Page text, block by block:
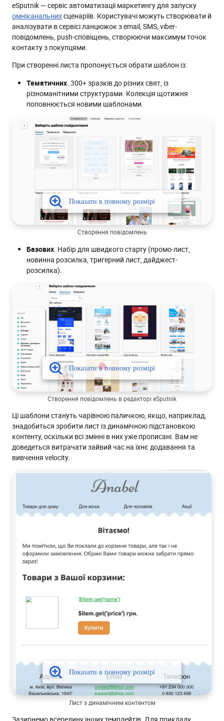
eSputnik — сервіс автоматизації маркетингу для запуску
омніканальнихсценаріїв. Користувачі можуть створювати й
аналізувати в сервісі ланцюжок з email, SMS, viber-
повідомлень, push-сповіщень, створюючи максимум точок
контакту з покупцями.
При створенні листа пропонується обрати шаблон із:
Тематичних. 300+ зразків до різних свят, із
різноманітними структурами. Колекція щотижня
поповнюється новими шаблонами.
Створення повiдомлень
Базових. Набір для швидкого старту (промо-лист,
новинна розсилка, тригерний лист, дайджест-
розсилка).
Створення повідомлень в редакторі eSputnik
Ці шаблони стануть чарівною паличкою, якщо, наприклад,
знадобиться зробити лист із динамічною підстановкою
контенту, оскільки всі змінні в них уже прописані. Вам не
доведеться витрачати зайвий час на їхнє додавання та
вивчення velocity.
Лист з динамічним контентом
Зазирнемо всередину інших темплейтів. Для прикладу